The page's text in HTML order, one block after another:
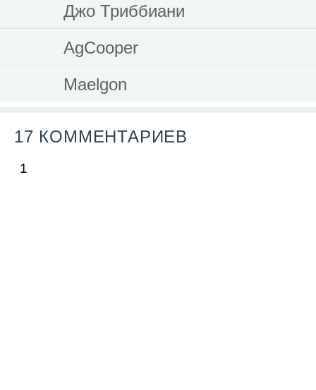
Джо Триббиани
AgCooper
Maelgon
17 КОММЕНТАРИЕВ
1